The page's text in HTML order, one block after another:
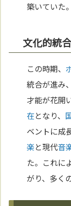
築いていた。
文化的統
この時期、
統合が進み
才能が花開
在となり、
ベントに成
楽と現代音
た。これに
がり、多く